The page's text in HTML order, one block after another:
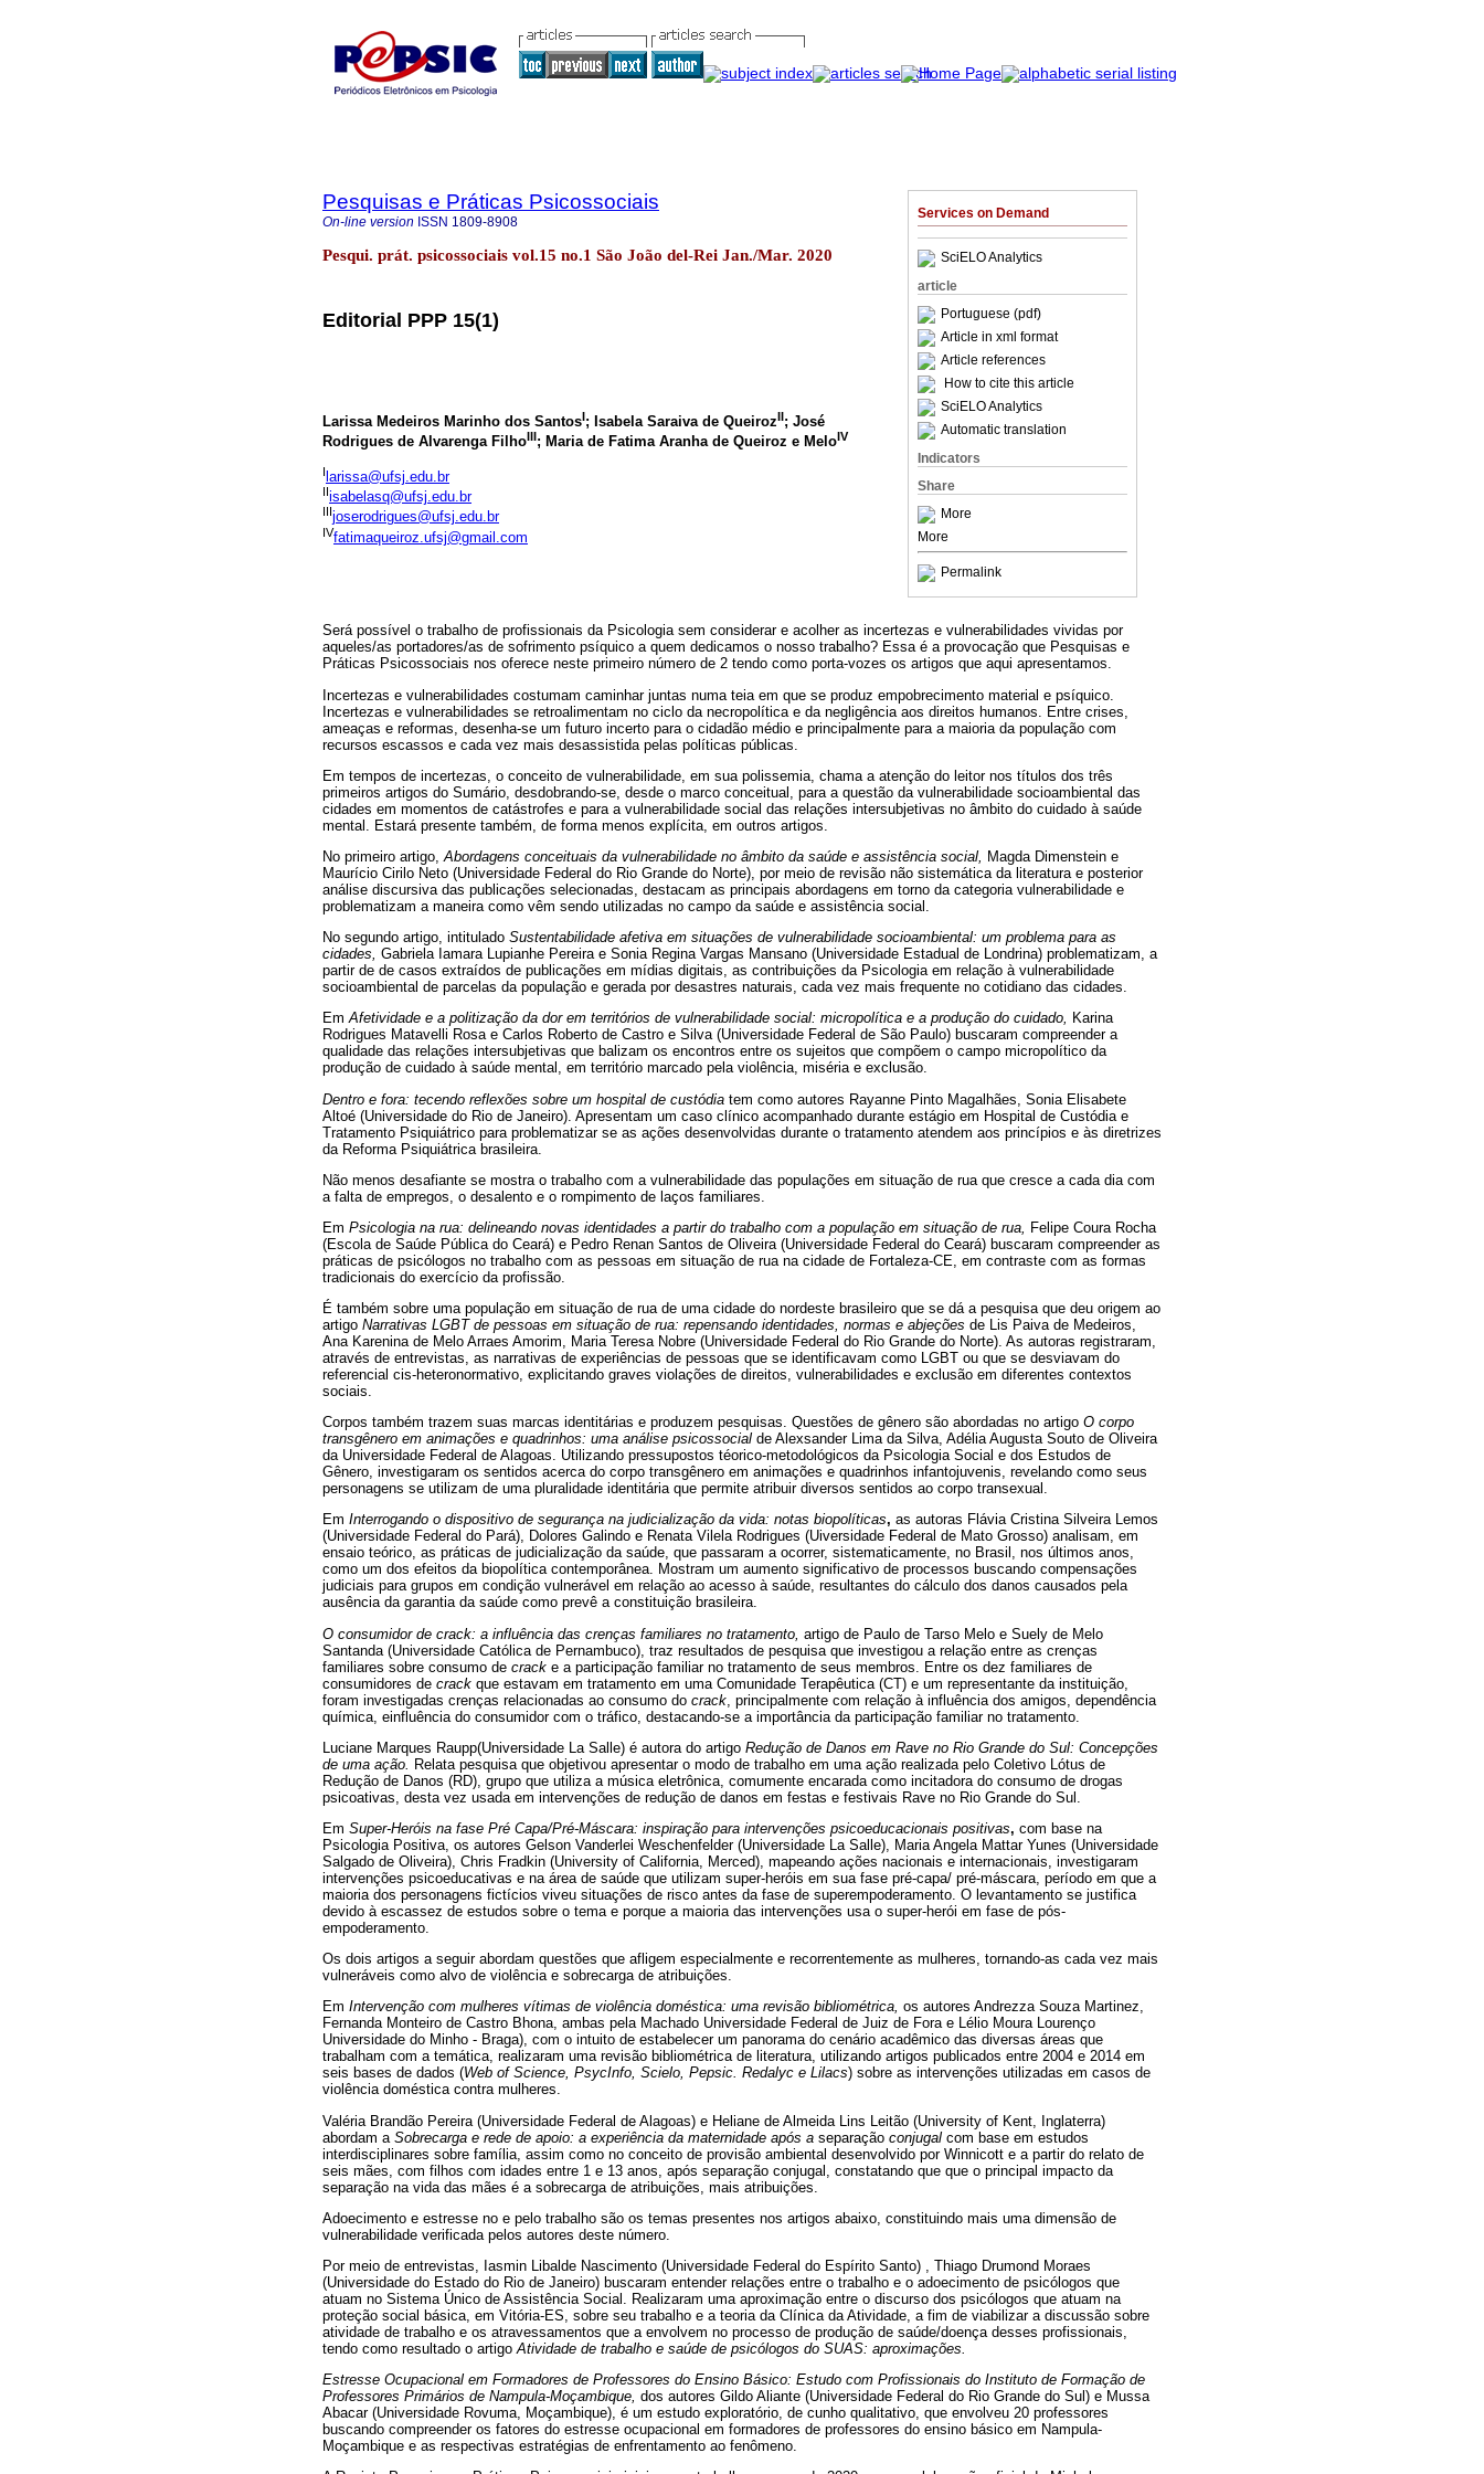
Services on Demand
SciELO Analytics
article
Portuguese (pdf)
Article in xml format
Article references
How to cite this article
SciELO Analytics
Automatic translation
Indicators
Share
More
More
Permalink
Pesquisas e Práticas Psicossociais
On-line version ISSN 1809-8908
Pesqui. prát. psicossociais vol.15 no.1 São João del-Rei Jan./Mar. 2020
Editorial PPP 15(1)
Larissa Medeiros Marinho dos SantosI; Isabela Saraiva de QueirozII; José
Rodrigues de Alvarenga FilhoIII; Maria de Fatima Aranha de Queiroz e MeloIV
I larissa@ufsj.edu.br
IIisabelasq@ufsj.edu.br
IIIjoserodrigues@ufsj.edu.br
IVfatimaqueiroz.ufsj@gmail.com
Será possível o trabalho de profissionais da Psicologia sem considerar e acolher as incertezas e vulnerabilidades vividas por
aqueles/as portadores/as de sofrimento psíquico a quem dedicamos o nosso trabalho? Essa é a provocação que Pesquisas e
Práticas Psicossociais nos oferece neste primeiro número de 2 tendo como porta-vozes os artigos que aqui apresentamos.
Incertezas e vulnerabilidades costumam caminhar juntas numa teia em que se produz empobrecimento material e psíquico.
Incertezas e vulnerabilidades se retroalimentam no ciclo da necropolítica e da negligência aos direitos humanos. Entre crises,
ameaças e reformas, desenha-se um futuro incerto para o cidadão médio e principalmente para a maioria da população com
recursos escassos e cada vez mais desassistida pelas políticas públicas.
Em tempos de incertezas, o conceito de vulnerabilidade, em sua polissemia, chama a atenção do leitor nos títulos dos três
primeiros artigos do Sumário, desdobrando-se, desde o marco conceitual, para a questão da vulnerabilidade socioambiental das
cidades em momentos de catástrofes e para a vulnerabilidade social das relações intersubjetivas no âmbito do cuidado à saúde
mental. Estará presente também, de forma menos explícita, em outros artigos.
No primeiro artigo, Abordagens conceituais da vulnerabilidade no âmbito da saúde e assistência social,
Magda Dimenstein e
Maurício Cirilo Neto (Universidade Federal do Rio Grande do Norte), por meio de revisão não sistemática da literatura e posterior
análise discursiva das publicações selecionadas, destacam as principais abordagens em torno da categoria vulnerabilidade e
problematizam a maneira como vêm sendo utilizadas no campo da saúde e assistência social.
No segundo artigo, intitulado Sustentabilidade afetiva em situações de vulnerabilidade socioambiental: um problema para as
cidades, Gabriela Iamara Lupianhe Pereira e Sonia Regina Vargas Mansano (Universidade Estadual de Londrina) problematizam, a
partir de de casos extraídos de publicações em mídias digitais, as contribuições da Psicologia em relação à vulnerabilidade
socioambiental de parcelas da população e gerada por desastres naturais, cada vez mais frequente no cotidiano das cidades.
EmAfetividade e a politização da dor em territórios de vulnerabilidade social: micropolítica e a produção do cuidado, Karina
Rodrigues Matavelli Rosa e Carlos Roberto de Castro e Silva (Universidade Federal de São Paulo) buscaram compreender a
qualidade das relações intersubjetivas que balizam os encontros entre os sujeitos que compõem o campo micropolítico da
produção de cuidado à saúde mental, em território marcado pela violência, miséria e exclusão.
Dentro e fora: tecendo reflexões sobre um hospital de custódia tem como autores Rayanne Pinto Magalhães, Sonia Elisabete
Altoé (Universidade do Rio de Janeiro). Apresentam um caso clínico acompanhado durante estágio em Hospital de Custódia e
Tratamento Psiquiátrico para problematizar se as ações desenvolvidas durante o tratamento atendem aos princípios e às diretrizes
da Reforma Psiquiátrica brasileira.
Não menos desafiante se mostra o trabalho com a vulnerabilidade das populações em situação de rua que cresce a cada dia com
a falta de empregos, o desalento e o rompimento de laços familiares.
Em Psicologia na rua: delineando novas identidades a partir do trabalho com a população em situação de rua,
Felipe Coura Rocha
(Escola de Saúde Pública do Ceará) e Pedro Renan Santos de Oliveira (Universidade Federal do Ceará) buscaram compreender as
práticas de psicólogos no trabalho com as pessoas em situação de rua na cidade de Fortaleza-CE, em contraste com as formas
tradicionais do exercício da profissão.
É também sobre uma população em situação de rua de uma cidade do nordeste brasileiro que se dá a pesquisa que deu origem ao
artigo Narrativas LGBT de pessoas em situação de rua: repensando identidades, normas e abjeções de Lis Paiva de Medeiros,
Ana Karenina de Melo Arraes Amorim, Maria Teresa Nobre (Universidade Federal do Rio Grande do Norte). As autoras registraram,
através de entrevistas, as narrativas de experiências de pessoas que se identificavam como LGBT ou que se desviavam do
referencial cis-heteronormativo, explicitando graves violações de direitos, vulnerabilidades e exclusão em diferentes contextos
sociais.
Corpos também trazem suas marcas identitárias e produzem pesquisas. Questões de gênero são abordadas no artigo O corpo
transgênero em animações e quadrinhos: uma análise psicossocial de Alexsander Lima da Silva, Adélia Augusta Souto de Oliveira
da Universidade Federal de Alagoas. Utilizando pressupostos téorico-metodológicos da Psicologia Social e dos Estudos de
Gênero, investigaram os sentidos acerca do corpo transgênero em animações e quadrinhos infantojuvenis, revelando como seus
personagens se utilizam de uma pluralidade identitária que permite atribuir diversos sentidos ao corpo transexual.
Em Interrogando o dispositivo de segurança na judicialização da vida: notas biopolíticas, as autoras Flávia Cristina Silveira Lemos
(Universidade Federal do Pará), Dolores Galindo e Renata Vilela Rodrigues (Uiversidade Federal de Mato Grosso) analisam, em
ensaio teórico, as práticas de judicialização da saúde, que passaram a ocorrer, sistematicamente, no Brasil, nos últimos anos,
como um dos efeitos da biopolítica contemporânea. Mostram um aumento significativo de processos buscando compensações
judiciais para grupos em condição vulnerável em relação ao acesso à saúde, resultantes do cálculo dos danos causados pela
ausência da garantia da saúde como prevê a constituição brasileira.
O consumidor de crack: a influência das crenças familiares no tratamento, artigo de Paulo de Tarso Melo e Suely de Melo
Santanda (Universidade Católica de Pernambuco), traz resultados de pesquisa que investigou a relação entre as crenças
familiares sobre consumo de crack e a participação familiar no tratamento de seus membros. Entre os dez familiares de
consumidores de crack que estavam em tratamento em uma Comunidade Terapêutica (CT) e um representante da instituição,
foram investigadas crenças relacionadas ao consumo do crack , principalmente com relação à influência dos amigos, dependência
química, einfluência do consumidor com o tráfico, destacando-se a importância da participação familiar no tratamento.
Luciane Marques Raupp(Universidade La Salle) é autora do artigo Redução de Danos em Rave no Rio Grande do Sul: Concepções
de uma ação.
Relata pesquisa que objetivou apresentar o modo de trabalho em uma ação realizada pelo Coletivo Lótus de
Redução de Danos (RD), grupo que utiliza a música eletrônica, comumente encarada como incitadora do consumo de drogas
psicoativas, desta vez usada em intervenções de redução de danos em festas e festivais Rave no Rio Grande do Sul.
Em Super-Heróis na fase Pré Capa/Pré-Máscara: inspiração para intervenções psicoeducacionais positivas, com base na
Psicologia Positiva, os autores Gelson Vanderlei Weschenfelder (Universidade La Salle), Maria Angela Mattar Yunes (Universidade
Salgado de Oliveira), Chris Fradkin (University of California, Merced), mapeando ações nacionais e internacionais, investigaram
intervenções psicoeducativas e na área de saúde que utilizam super-heróis em sua fase pré-capa/ pré-máscara, período em que a
maioria dos personagens fictícios viveu situações de risco antes da fase de superempoderamento. O levantamento se justifica
devido à escassez de estudos sobre o tema e porque a maioria das intervenções usa o super-herói em fase de pós-
empoderamento.
Os dois artigos a seguir abordam questões que afligem especialmente e recorrentemente as mulheres, tornando-as cada vez mais
vulneráveis como alvo de violência e sobrecarga de atribuições.
Em Intervenção com mulheres vítimas de violência doméstica: uma revisão bibliométrica, os autores Andrezza Souza Martinez,
Fernanda Monteiro de Castro Bhona, ambas pela Machado Universidade Federal de Juiz de Fora e Lélio Moura Lourenço
Universidade do Minho - Braga), com o intuito de estabelecer um panorama do cenário acadêmico das diversas áreas que
trabalham com a temática, realizaram uma revisão bibliométrica de literatura, utilizando artigos publicados entre 2004 e 2014 em
seis bases de dados (Web of Science, PsycInfo, Scielo, Pepsic. Redalyc e Lilacs) sobre as intervenções utilizadas em casos de
violência doméstica contra mulheres.
Valéria Brandão Pereira (Universidade Federal de Alagoas) e Heliane de Almeida Lins Leitão (University of Kent, Inglaterra)
abordam a Sobrecarga e rede de apoio: a experiência da maternidade após a separação conjugal com base em estudos
interdisciplinares sobre família, assim como no conceito de provisão ambiental desenvolvido por Winnicott e a partir do relato de
seis mães, com filhos com idades entre 1 e 13 anos, após separação conjugal, constatando que que o principal impacto da
separação na vida das mães é a sobrecarga de atribuições, mais atribuições.
Adoecimento e estresse no e pelo trabalho são os temas presentes nos artigos abaixo, constituindo mais uma dimensão de
vulnerabilidade verificada pelos autores deste número.
Por meio de entrevistas, Iasmin Libalde Nascimento (Universidade Federal do Espírito Santo) , Thiago Drumond Moraes
(Universidade do Estado do Rio de Janeiro) buscaram entender relações entre o trabalho e o adoecimento de psicólogos que
atuam no Sistema Único de Assistência Social. Realizaram uma aproximação entre o discurso dos psicólogos que atuam na
proteção social básica, em Vitória-ES, sobre seu trabalho e a teoria da Clínica da Atividade, a fim de viabilizar a discussão sobre
atividade de trabalho e os atravessamentos que a envolvem no processo de produção de saúde/doença desses profissionais,
tendo como resultado o artigo Atividade de trabalho e saúde de psicólogos do SUAS: aproximações.
Estresse Ocupacional em Formadores de Professores do Ensino Básico: Estudo com Profissionais do Instituto de Formação de
Professores Primários de Nampula-Moçambique, dos autores Gildo Aliante (Universidade Federal do Rio Grande do Sul) e Mussa
Abacar (Universidade Rovuma, Moçambique), é um estudo exploratório, de cunho qualitativo, que envolveu 20 professores
buscando compreender os fatores do estresse ocupacional em formadores de professores do ensino básico em Nampula-
Moçambique e as respectivas estratégias de enfrentamento ao fenômeno.